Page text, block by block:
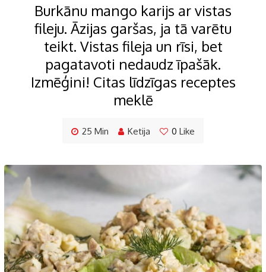
Burkānu mango karijs ar vistas
fileju. Āzijas garšas, ja tā varētu
teikt. Vistas fileja un rīsi, bet
pagatavoti nedaudz īpašāk.
Izmēģini! Citas līdzīgas receptes
meklē
25 Min Ketija 0 Like